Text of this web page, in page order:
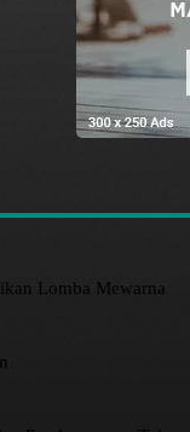
Lomba Mewarna